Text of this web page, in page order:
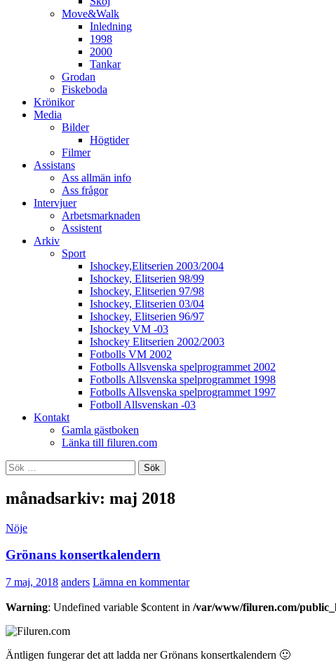
Move&Walk
Inledning
1998
2000
Tankar
Grodan
Fiskeboda
Krönikor
Media
Bilder
Högtider
Filmer
Assistans
Ass allmän info
Ass frågor
Intervjuer
Arbetsmarknaden
Assistent
Arkiv
Sport
Ishockey,Elitserien 2003/2004
Ishockey, Elitserien 98/99
Ishockey, Elitserien 97/98
Ishockey, Elitserien 03/04
Ishockey, Elitserien 96/97
Ishockey VM -03
Ishockey Elitserien 2002/2003
Fotbolls VM 2002
Fotbolls Allsvenska spelprogrammet 2002
Fotbolls Allsvenska spelprogrammet 1998
Fotbolls Allsvenska spelprogrammet 1997
Fotboll Allsvenskan -03
Kontakt
Gamla gästboken
Länka till filuren.com
Sök
efter:
månadsarkiv: maj 2018
Nöje
Grönans konsertkalendern
7 maj, 2018 anders Lämna en kommentar
Warning: Undefined variable $content in /var/www/filuren.com/
Äntligen fungerar det att ladda ner Grönans konsertkalendern 🙂